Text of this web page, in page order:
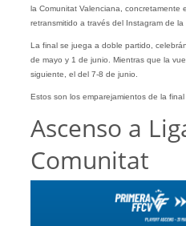
la Comunitat Valenciana, concretamente
retransmitido a través del Instagram de la
La final se juega a doble partido,
de mayo y 1 de junio. Mientras que la
siguiente, el del 7-8 de junio.
Estos son los emparejamientos de la
Ascenso a
Comunitat